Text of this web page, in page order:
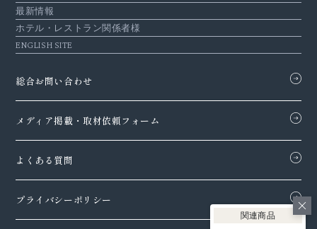
関連商品
最新情報
ホテル・レストラン関係者様
ENGLISH SITE
総合お問い合わせ
メディア掲載・取材依頼フォーム
よくある質問
プライバシーポリシー